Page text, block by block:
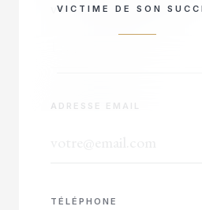
VICTIME DE SON
VOTRE NOM COMPLET
ADRESSE EMAIL
TÉLÉPHONE